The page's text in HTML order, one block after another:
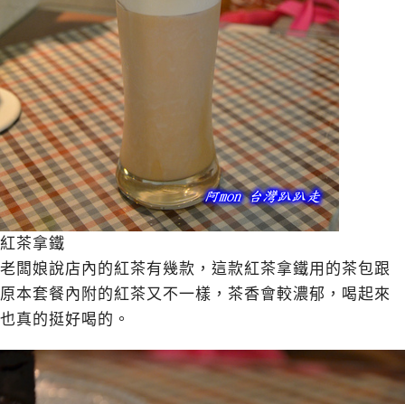
紅茶拿鐵
老闆娘說店內的紅茶有幾款，這款紅茶拿鐵用的茶包跟
原本套餐內附的紅茶又不一樣，茶香會較濃郁，喝起來
也真的挺好喝的。